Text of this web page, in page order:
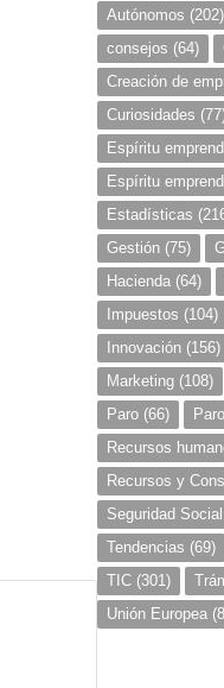
Autónomos (202)
consejos (64)
Creación de
Curiosidades
Espíritu
Espíritu
Estadísticas
Gestión (75)
Hacienda (64)
Impuestos (104)
Innovación (156)
Marketing (108)
Paro (66) Paro
Recursos
Recursos y
Seguridad Social
Tendencias (69)
TIC (301)
Unión Europea